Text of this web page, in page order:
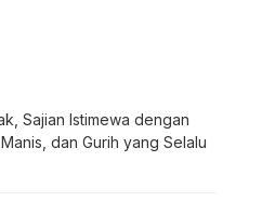
Sajian Istimewa dengan
dan Gurih yang Selalu